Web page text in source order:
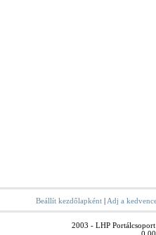
Beállít kezdőlapként | Adj a
2003 - LHP